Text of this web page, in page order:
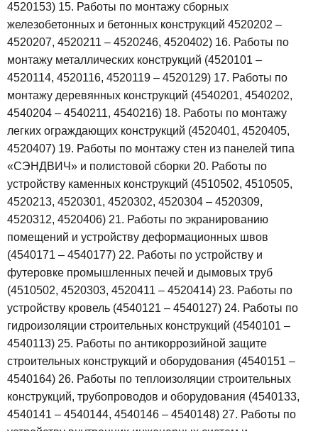
4520153) 15. Работы по монтажу сборных
железобетонных и бетонных конструкций 4520202 –
4520207, 4520211 – 4520246, 4520402) 16. Работы по
монтажу металлических конструкций (4520101 –
4520114, 4520116, 4520119 – 4520129) 17. Работы по
монтажу деревянных конструкций (4540201, 4540202,
4540204 – 4540211, 4540216) 18. Работы по монтажу
легких ограждающих конструкций (4520401, 4520405,
4520407) 19. Работы по монтажу стен из панелей типа
«СЭНДВИЧ» и полистовой сборки 20. Работы по
устройству каменных конструкций (4510502, 4510505,
4520213, 4520301, 4520302, 4520304 – 4520309,
4520312, 4520406) 21. Работы по экранированию
помещений и устройству деформационных швов
(4540171 – 4540177) 22. Работы по устройству и
футеровке промышленных печей и дымовых труб
(4510502, 4520303, 4520411 – 4520414) 23. Работы по
устройству кровель (4540121 – 4540127) 24. Работы по
гидроизоляции строительных конструкций (4540101 –
4540113) 25. Работы по антикоррозийной защите
строительных конструкций и оборудования (4540151 –
4540164) 26. Работы по теплоизоляции строительных
конструкций, трубопроводов и оборудования (4540133,
4540141 – 4540144, 4540146 – 4540148) 27. Работы по